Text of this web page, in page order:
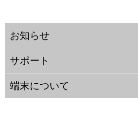
お知らせ
サポート
端末について